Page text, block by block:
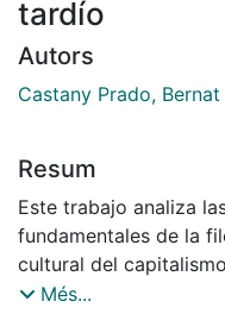
tardío
Autors
Castany Prado, Bernat
Resum
Este trabajo analiza
fundamentales de la
cultural del
realiza una breve
Més...